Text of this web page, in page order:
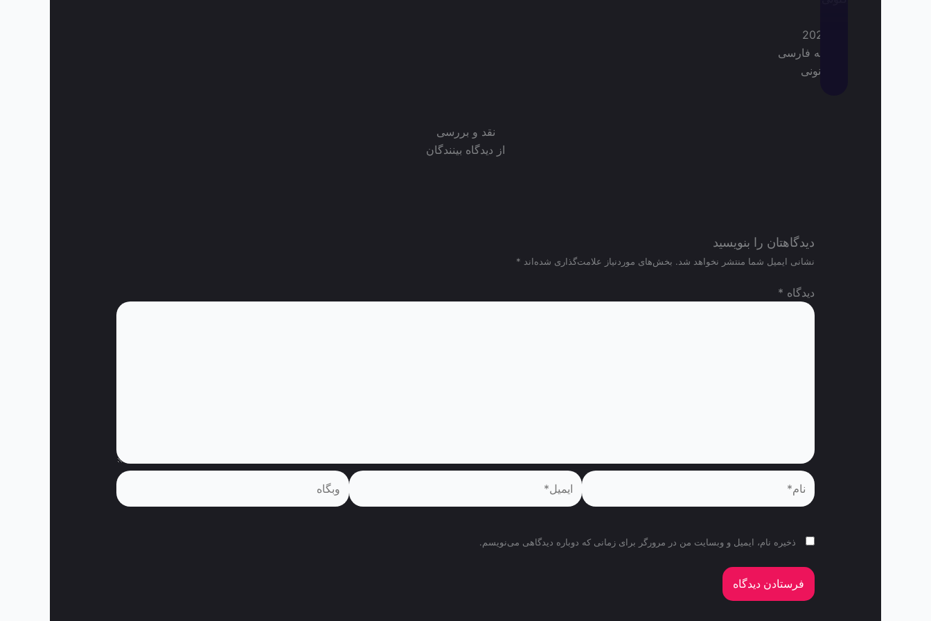
2026
دوبله فارسی
قانونی
نقد و بررسی
از دیدگاه بینندگان
دیدگاهتان را بنویسید
نشانی ایمیل شما منتشر نخواهد شد. بخش‌های موردنیاز علامت‌گذاری شده‌اند *
دیدگاه *
نام* ایمیل* وبگاه
ذخیره نام، ایمیل و وبسایت من در مرورگر برای زمانی که دوباره دیدگاهی می‌نویسم.